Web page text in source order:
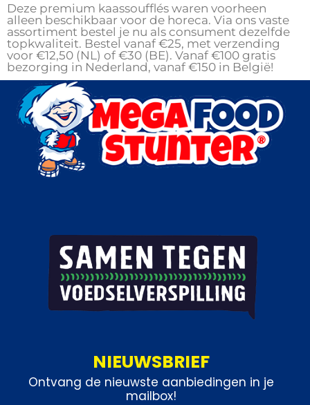
Deze premium kaassoufflés waren voorheen
alleen beschikbaar voor de horeca. Via ons vaste
assortiment bestel je nu als consument dezelfde
topkwaliteit. Bestel vanaf €25, met verzending
voor €12,50 (NL) of €30 (BE). Vanaf €100 gratis
bezorging in Nederland, vanaf €150 in België!
NIEUWSBRIEF
Ontvang de nieuwste aanbiedingen in je
mailbox!